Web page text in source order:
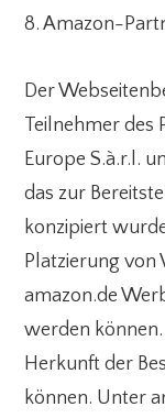
8. Amazon-
Der
Teilnehmer
Europe S.à.r.l.
das zur
konzipiert
Platzierung von
amazon.de
werden können.
Herkunft der
können. Unter